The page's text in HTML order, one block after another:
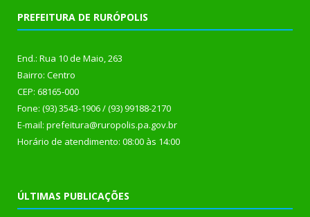
PREFEITURA DE RURÓPOLIS
End.: Rua 10 de Maio, 263
Bairro: Centro
CEP: 68165-000
Fone: (93) 3543-1906 / (93) 99188-2170
E-mail: prefeitura@ruropolis.pa.gov.br
Horário de atendimento: 08:00 às 14:00
ÚLTIMAS PUBLICAÇÕES